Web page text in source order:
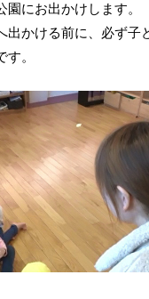
にお出かけします。
出かける前に、必ず子
。